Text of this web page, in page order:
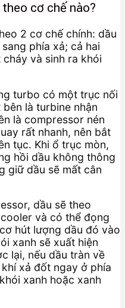
cơ chế nào?
2 cơ chế chính: dầu
phía xả; cả hai
và sinh ra khói
turbo có một trục nối
là turbine nhận
là compressor nén
rất nhanh, nên bắt
tục. Khi ổ trục mòn,
hồi dầu không thông
giữ dầu sẽ mất cân
dầu sẽ theo
và có thể đọng
hút lượng dầu đó vào
xanh sẽ xuất hiện
lại, nếu dầu tràn về
xả đốt ngay ở phía
xanh hoặc xanh